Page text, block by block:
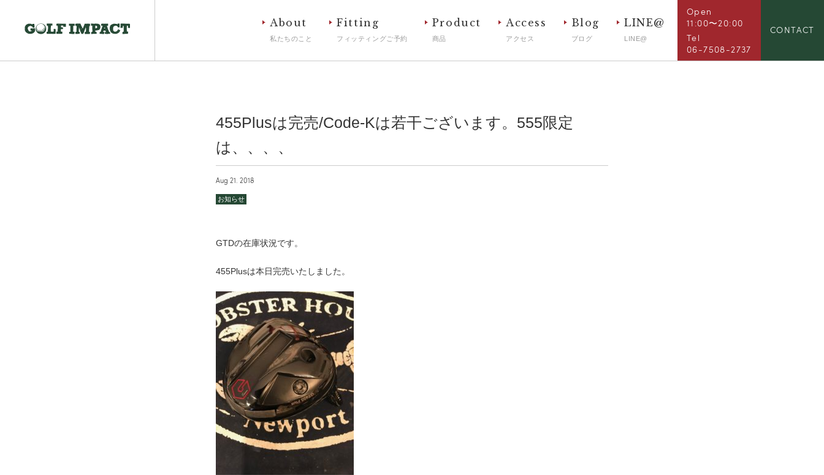
About
私たちのこと
Fitting
フィッティングご予約
Product
商品
Access
アクセス
Blog
ブログ
LINE@
LINE@
Open
11:00〜20:00
Tel
06-7508-2737
CONTACT
455Plusは完売/Code-Kは若干ございます。555限定
は、、、、
Aug 21. 2018
お知らせ
GTDの在庫状況です。
455Plusは本日完売いたしました。